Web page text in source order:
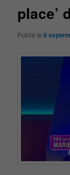
place’
Publié le6